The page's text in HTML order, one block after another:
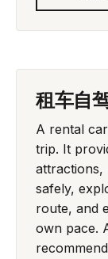
租车自
A rental
trip. It
attractions,
safely,
route, and
own pace.